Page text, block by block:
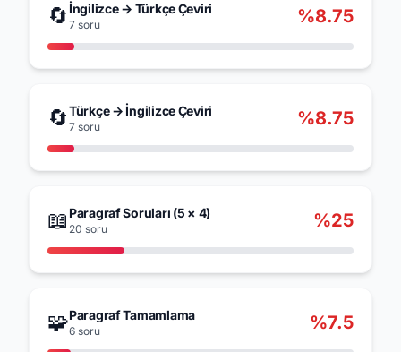
🔄 İngilizce → Türkçe Çeviri
7 soru %8.75
🔄Türkçe → İngilizce Çeviri
7 soru %8.75
📖 Paragraf Soruları (5 × 4)
20 soru %25
🧩Paragraf Tamamlama
6 soru %7.5